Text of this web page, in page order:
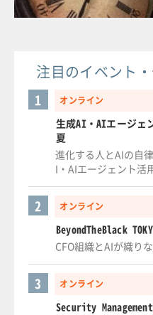
注目のイベント
オンライン
1
生成AI・AIエージェ
夏
進化する人とAIの自
I・AIエージェント活
オンライン
2
BeyondTheBlack
CFO組織とAIが織り
オンライン
3
Security